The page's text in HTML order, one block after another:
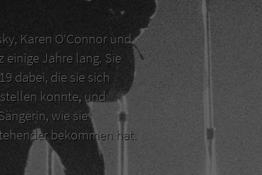
Karen O‘Connor und
einige Jahre lang. Sie
dabei, die sie sich
konnte, und
wie sie
bekommen hat.